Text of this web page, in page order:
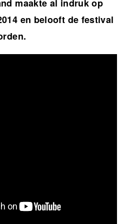
maakte al indruk op
en belooft de festival